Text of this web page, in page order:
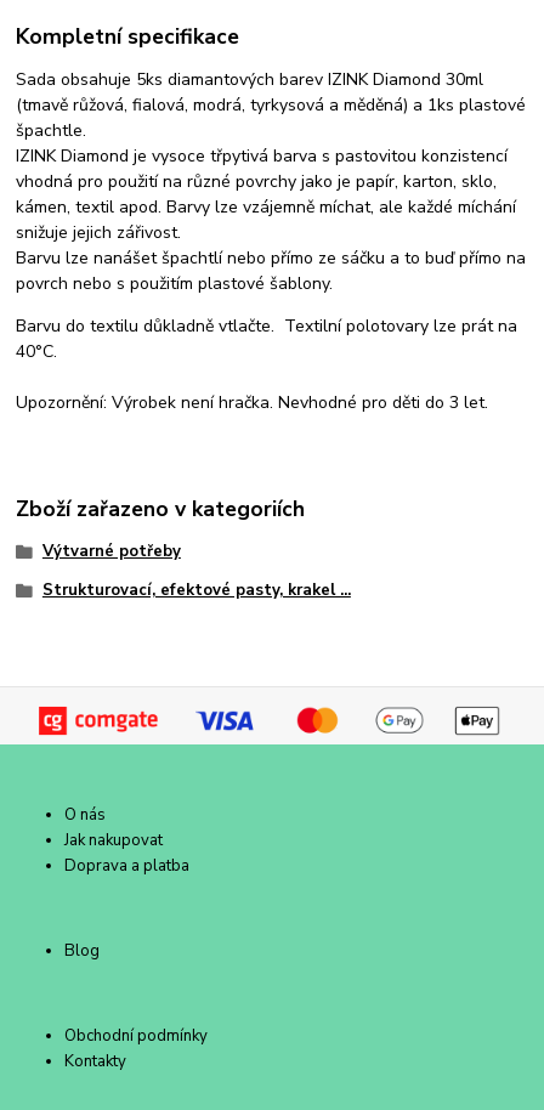
Kompletní specifikace
Sada obsahuje 5ks diamantových barev IZINK Diamond 30ml
(tmavě růžová, fialová, modrá, tyrkysová a měděná) a 1ks plastové
špachtle.
IZINK Diamond je vysoce třpytivá barva s pastovitou konzistencí
vhodná pro použití na různé povrchy jako je papír, karton, sklo,
kámen, textil apod. Barvy lze vzájemně míchat, ale každé míchání
snižuje jejich zářivost.
Barvu lze nanášet špachtlí nebo přímo ze sáčku a to buď přímo na
povrch nebo s použitím plastové šablony.
Barvu do textilu důkladně vtlačte. Textilní polotovary lze prát na
40°C.
Upozornění: Výrobek není hračka. Nevhodné pro děti do 3 let.
Zboží zařazeno v kategoriích
Výtvarné potřeby
Strukturovací, efektové pasty, krakel ...
O nás
Jak nakupovat
Doprava a platba
Blog
Obchodní podmínky
Kontakty